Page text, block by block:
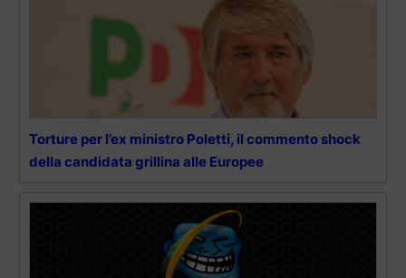
Torture per l’ex ministro Poletti, il commento shock
della candidata grillina alle Europee